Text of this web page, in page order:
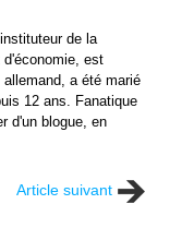
de la
est
a été marié
12 ans. Fanatique
d'un blogue, en
Article suivant